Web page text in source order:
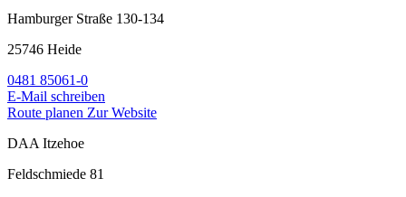
Hamburger Straße 130-134
25746 Heide
0481 85061-0
E-Mail schreiben
Route planen Zur Website
DAA Itzehoe
Feldschmiede 81